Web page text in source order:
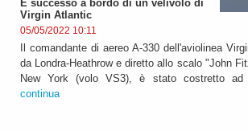
È successo a bordo di un velivolo di
Virgin Atlantic
05/05/2022 10:11
Il comandante di aereo A-330 dell'aviolinea
da Londra-Heathrow e diretto allo scalo "John
New York (volo VS3), è stato costretto ad
continua